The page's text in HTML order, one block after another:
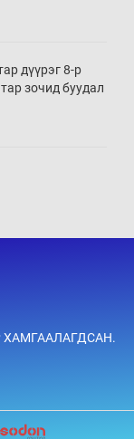
19 хүн нас
дүүрэг 8-р
зочид буудал
ХАМГААЛАГДСАН.